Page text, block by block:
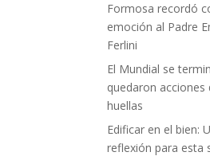
Formosa recordó
emoción al Padre
Ferlini
El Mundial se
quedaron acciones
huellas
Edificar en el bien:
reflexión para esta